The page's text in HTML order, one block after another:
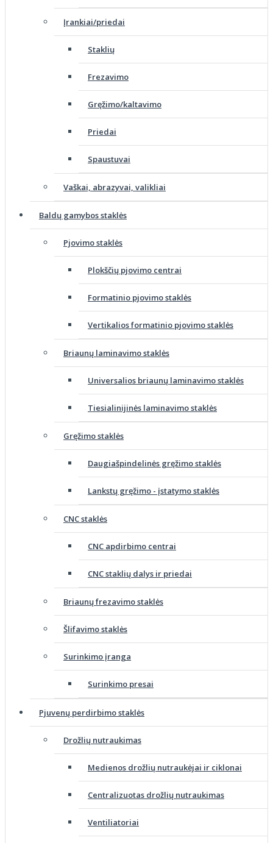
Įrankiai/priedai
Staklių
Frezavimo
Gręžimo/kaltavimo
Priedai
Spaustuvai
Vaškai, abrazyvai, valikliai
Baldų gamybos staklės
Pjovimo staklės
Plokščių pjovimo centrai
Formatinio pjovimo staklės
Vertikalios formatinio pjovimo staklės
Briaunų laminavimo staklės
Universalios briaunų laminavimo staklės
Tiesialinijinės laminavimo staklės
Gręžimo staklės
Daugiašpindelinės gręžimo staklės
Lankstų gręžimo - įstatymo staklės
CNC staklės
CNC apdirbimo centrai
CNC staklių dalys ir priedai
Briaunų frezavimo staklės
Šlifavimo staklės
Surinkimo įranga
Surinkimo presai
Pjuvenų perdirbimo staklės
Drožlių nutraukimas
Medienos drožlių nutraukėjai ir ciklonai
Centralizuotas drožlių nutraukimas
Ventiliatoriai